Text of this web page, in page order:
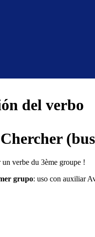
del verbo
verbe du 3ème groupe !
grupo: uso con auxiliar